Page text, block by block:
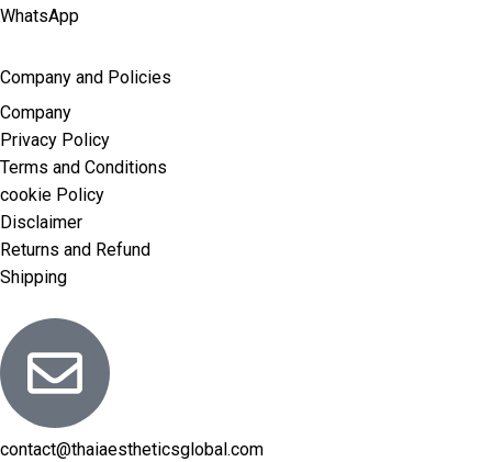
WhatsApp
Company and Policies
Company
Privacy Policy
Terms and Conditions
cookie Policy
Disclaimer
Returns and Refund
Shipping
contact@thaiaestheticsglobal.com